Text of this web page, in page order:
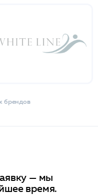
брендов
— мы
время.